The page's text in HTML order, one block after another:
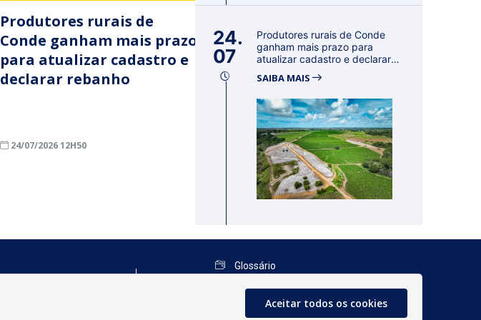
Produtores rurais de
Conde ganham mais prazo
para atualizar cadastro e
declarar rebanho
24/07/2026 12H50
24.
07
Produtores rurais de Conde
ganham mais prazo para
atualizar cadastro e declarar
SAIBA MAIS
Glossário
Mapa do Site
Perguntas Frequentes
Aceitar todos os cookies